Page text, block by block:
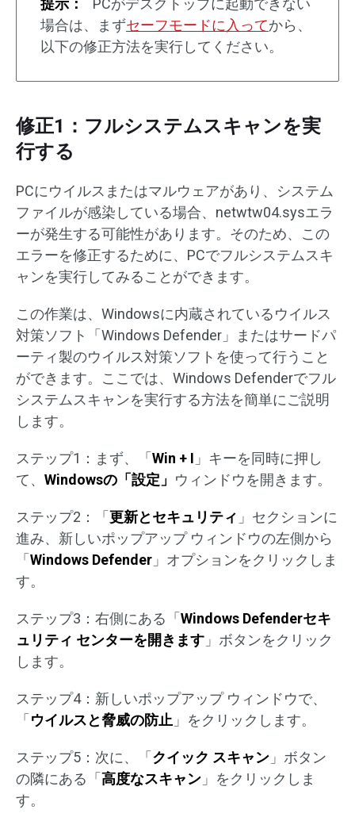
提示：
PCがデスクトップに起動できない
場合は、まずセーフモードに入ってから、
以下の修正方法を実行してください。
修正1：フルシステムスキャンを実
行する
PCにウイルスまたはマルウェアがあり、システム
ファイルが感染している場合、netwtw04.sysエラ
ーが発生する可能性があります。そのため、この
エラーを修正するために、PCでフルシステムスキ
ャンを実行してみることができます。
この作業は、Windowsに内蔵されているウイルス
対策ソフト「Windows Defender」またはサードパ
ーティ製のウイルス対策ソフトを使って行うこと
ができます。ここでは、Windows Defenderでフル
システムスキャンを実行する方法を簡単にご説明
します。
ステップ1：まず、「 Win + I 」キーを同時に押し
て、 Windowsの「設定」 ウィンドウを開きます。
ステップ2：「 更新とセキュリティ 」セクションに
進み、新しいポップアップ ウィンドウの左側から
「 Windows Defender 」オプションをクリックしま
す。
ステップ3：右側にある「 Windows Defenderセキ
ュリティ センターを開きます 」ボタンをクリック
します。
ステップ4：新しいポップアップ ウィンドウで、
「 ウイルスと脅威の防止 」をクリックします。
ステップ5：次に、「 クイック スキャン 」ボタン
の隣にある「 高度なスキャン 」をクリックしま
す。